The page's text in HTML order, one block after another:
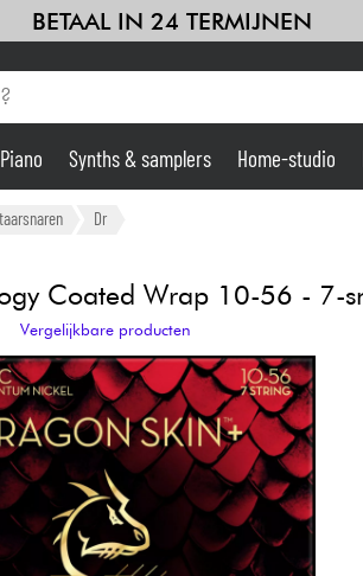
BETAAL IN 24 TERMIJNEN
Home-studio
Drums & percussie
Kinderen
Sets
Synths & samplers Home-studio
Dr
Coated Wrap 10-56 - 7-
Vergelijkbare producten